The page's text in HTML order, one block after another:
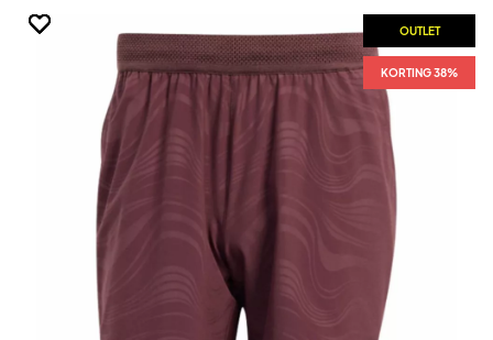
OUTLET
KORTING 38%
OUTLET
KORTING 38%
OUTLET
KORTING 38%
OUTLET
KORTING 38%
OUTLET
KORTING 38%
OUTLET
KORTING 38%